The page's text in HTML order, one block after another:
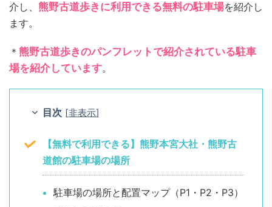
介し、 熊野古道歩きに利用できる無料の駐車場を紹介し
ます。
＊ 熊野古道歩きのパンフレットで紹介されている駐車
場を紹介しています。
目次 [非表示]
【無料で利用できる】熊野本宮大社・熊野古
道館の駐車場の場所
駐車場の場所と配置マップ（P1・P2・P3）